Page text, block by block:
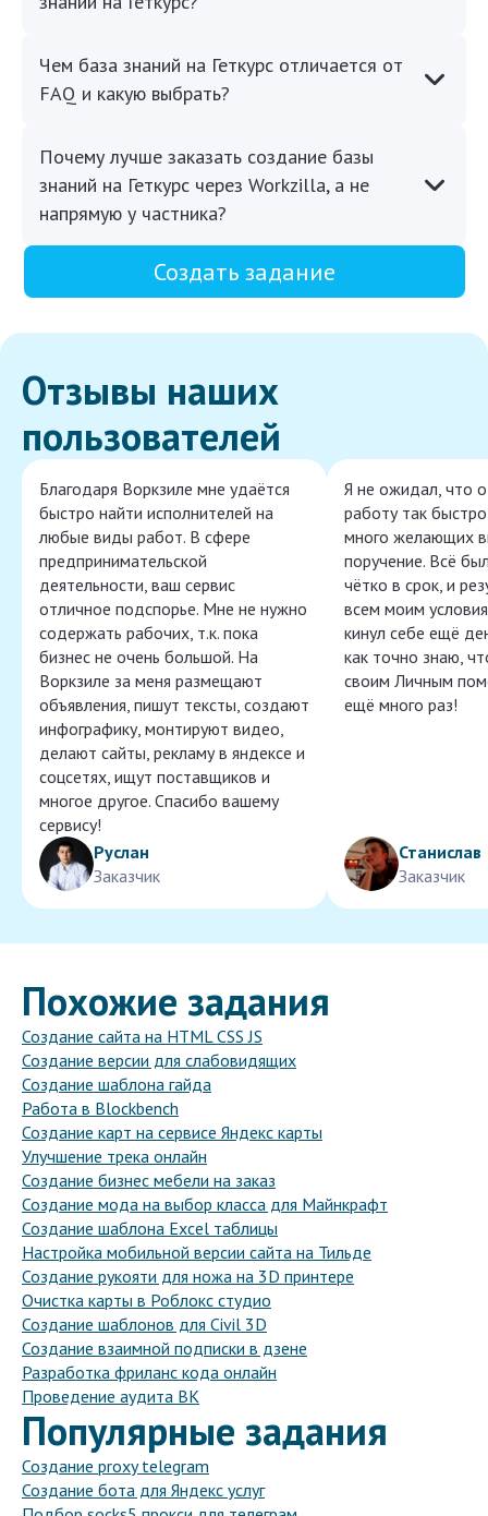
Чем база знаний на Геткурс отличается от
FAQ и какую выбрать?
Почему лучше заказать создание базы
знаний на Геткурс через Workzilla, а не
напрямую у частника?
Создать задание
Отзывы наших
пользователей
Благодаря Воркзиле мне удаётся
быстро найти исполнителей на
любые виды работ. В сфере
предпринимательской
деятельности, ваш сервис
отличное подспорье. Мне не нужно
содержать рабочих, т.к. пока
бизнес не очень большой. На
Воркзиле за меня размещают
объявления, пишут тексты, создают
инфографику, монтируют видео,
делают сайты, рекламу в яндексе и
соцсетях, ищут поставщиков и
многое другое. Спасибо вашему
сервису!
Руслан
Заказчик
Я не ожидал, что
работу так
много желающих
поручение. Всё
чётко в срок, и
всем моим
кинул себе ещё
как точно знаю,
своим Личным
ещё много раз!
Станислав
Заказчик
Похожие задания
Создание сайта на HTML CSS JS
Создание версии для слабовидящих
Создание шаблона гайда
Работа в Blockbench
Создание карт на сервисе Яндекс карты
Улучшение трека онлайн
Создание бизнес мебели на заказ
Создание мода на выбор класса для Майнкрафт
Создание шаблона Excel таблицы
Настройка мобильной версии сайта на Тильде
Создание рукояти для ножа на 3D принтере
Очистка карты в Роблокс студио
Создание шаблонов для Civil 3D
Создание взаимной подписки в дзене
Разработка фриланс кода онлайн
Проведение аудита ВК
Популярные задания
Создание proxy telegram
Создание бота для Яндекс услуг